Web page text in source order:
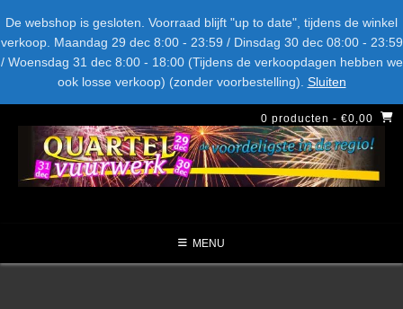
De webshop is gesloten. Voorraad blijft "up to date", tijdens de winkel
verkoop. Maandag 29 dec 8:00 - 23:59 / Dinsdag 30 dec 08:00 - 23:59
/ Woensdag 31 dec 8:00 - 18:00 (Tijdens de verkoopdagen hebben we
ook losse verkoop) (zonder voorbestelling). Sluiten
naar
inhoud
LEVERANCIERS TYPE AANBIEDINGEN CATEGORIE
NIEUW DIT JAAR
MENU
0 producten - €0,00